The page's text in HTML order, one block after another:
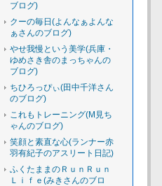
ブログ)
クーの毎日(よんなぁよんな
ぁさんのブログ)
やせ我慢という美学(兵庫・
ゆめさき舎のまっちゃんの
ブログ)
ちひろっぴぃ(田中千洋さん
のブログ)
これもトレーニング(M見ち
ゃんのブログ)
笑顔と素直な心(ランナー赤
羽有紀子のアスリート日記)
ふくたままのＲｕｎＲｕｎ
Ｌｉｆｅ(みきさんのブロ